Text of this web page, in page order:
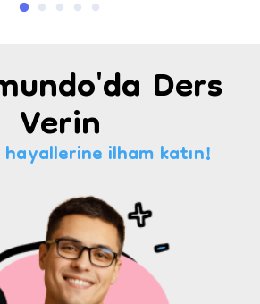
Ders
Verin
hayallerine ilham katın!